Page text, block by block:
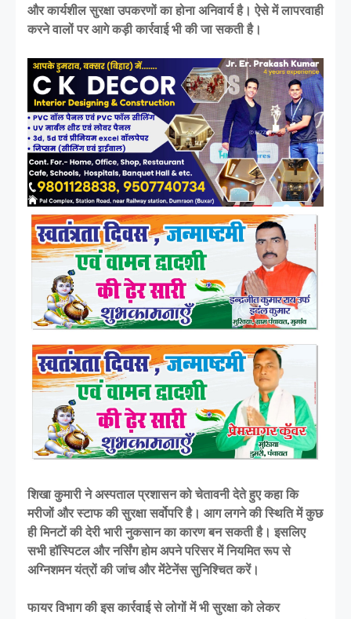
और कार्यशील सुरक्षा उपकरणों का होना अनिवार्य है। ऐसे में लापरवाही
करने वालों पर आगे कड़ी कार्रवाई भी की जा सकती है।
शिखा कुमारी ने अस्पताल प्रशासन को चेतावनी देते हुए कहा कि
मरीजों और स्टाफ की सुरक्षा सर्वोपरि है। आग लगने की स्थिति में कुछ
ही मिनटों की देरी भारी नुकसान का कारण बन सकती है। इसलिए
सभी हॉस्पिटल और नर्सिंग होम अपने परिसर में नियमित रूप से
अग्निशमन यंत्रों की जांच और मेंटेनेंस सुनिश्चित करें।
फायर विभाग की इस कार्रवाई से लोगों में भी सुरक्षा को लेकर